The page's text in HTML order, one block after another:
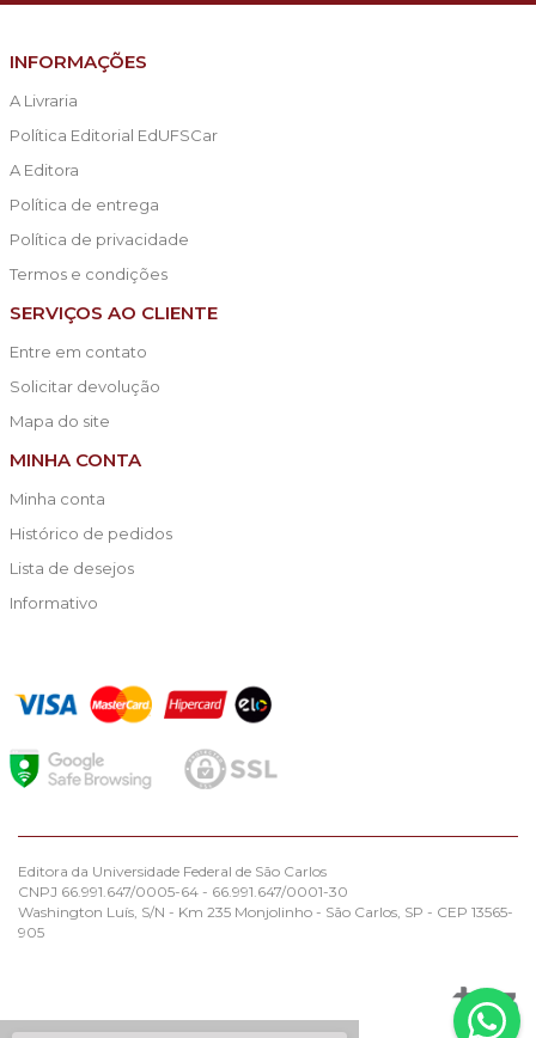
INFORMAÇÕES
A Livraria
Política Editorial EdUFSCar
A Editora
Política de entrega
Política de privacidade
Termos e condições
SERVIÇOS AO CLIENTE
Entre em contato
Solicitar devolução
Mapa do site
MINHA CONTA
Minha conta
Histórico de pedidos
Lista de desejos
Informativo
Editora da Universidade Federal de São Carlos
CNPJ 66.991.647/0005-64 - 66.991.647/0001-30
Washington Luís, S/N - Km 235 Monjolinho - São Carlos, SP - CEP 13565-
905